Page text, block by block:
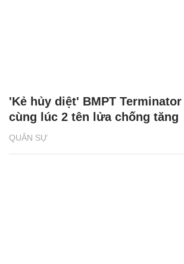
QUÂN SỰ
'Kẻ hủy diệt' BMPT
cùng lúc 2 tên lửa chống tăng